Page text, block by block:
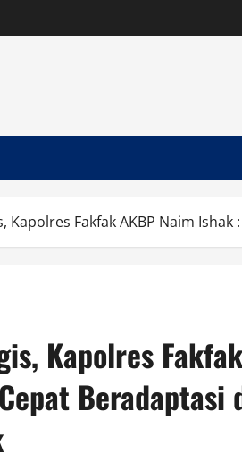
Kapolres Fakfak AKBP Naim
Kapolres
Beradaptasi